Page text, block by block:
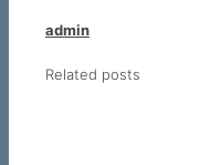
admin
Related posts